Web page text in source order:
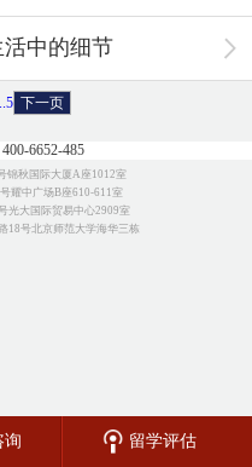
中的细节
...5 下一页
400-6652-485
锦秋国际大厦A座1012室
耀中广场B座610-611室
光大国际贸易中心2909室
18号北京师范大学海华三栋
询 留学评估